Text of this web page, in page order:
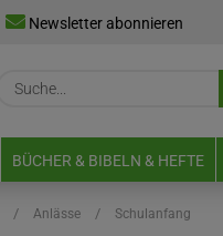
Newsletter abonnieren
BÜCHER & BIBELN & HEFTE
/ Anlässe / Schulanfang